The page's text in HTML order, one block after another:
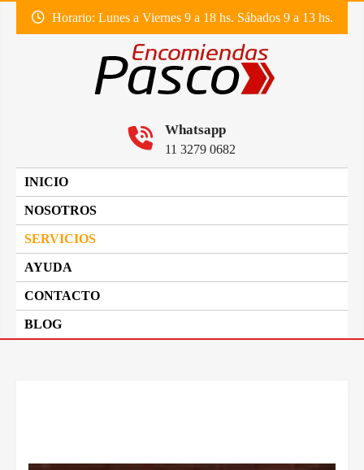
Horario: Lunes a Viernes 9 a 18 hs. Sábados 9 a 13 hs.
ENCOMIENDAS PASCOWhatsapp
11 3279 0682
INICIO
NOSOTROS
SERVICIOS
AYUDA
CONTACTO
BLOG